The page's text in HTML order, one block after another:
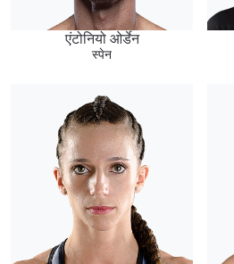
एंटोनियो ओर्डेन
स्पेन